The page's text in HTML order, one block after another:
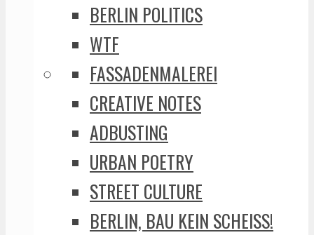
BERLIN POLITICS
WTF
FASSADENMALEREI
CREATIVE NOTES
ADBUSTING
URBAN POETRY
STREET CULTURE
BERLIN, BAU KEIN SCHEISS!